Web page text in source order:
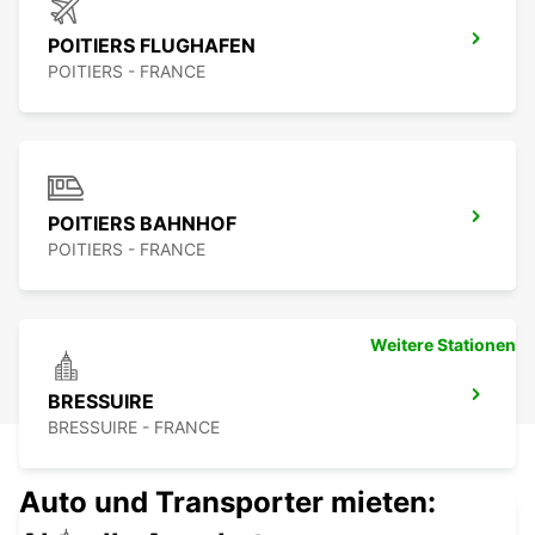
POITIERS FLUGHAFEN
POITIERS - FRANCE
POITIERS BAHNHOF
POITIERS - FRANCE
BRESSUIRE
BRESSUIRE - FRANCE
Weitere Stationen
Auto und Transporter mieten: